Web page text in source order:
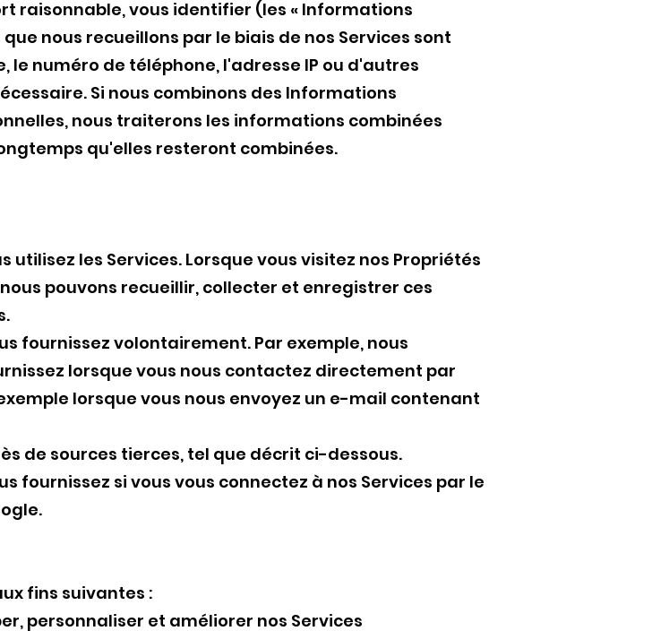
raisonnable, vous identifier (les « Informations
nous recueillons par le biais de nos Services sont
numéro de téléphone, l'adresse IP ou d'autres
Si nous combinons des Informations
nous traiterons les informations combinées
qu'elles resteront combinées.
les Services. Lorsque vous visitez nos Propriétés
pouvons recueillir, collecter et enregistrer ces
fournissez volontairement. Par exemple, nous
lorsque vous nous contactez directement par
lorsque vous nous envoyez un e-mail contenant
de sources tierces, tel que décrit ci-dessous.
fournissez si vous vous connectez à nos Services par le
fins suivantes :
personnaliser et améliorer nos Services